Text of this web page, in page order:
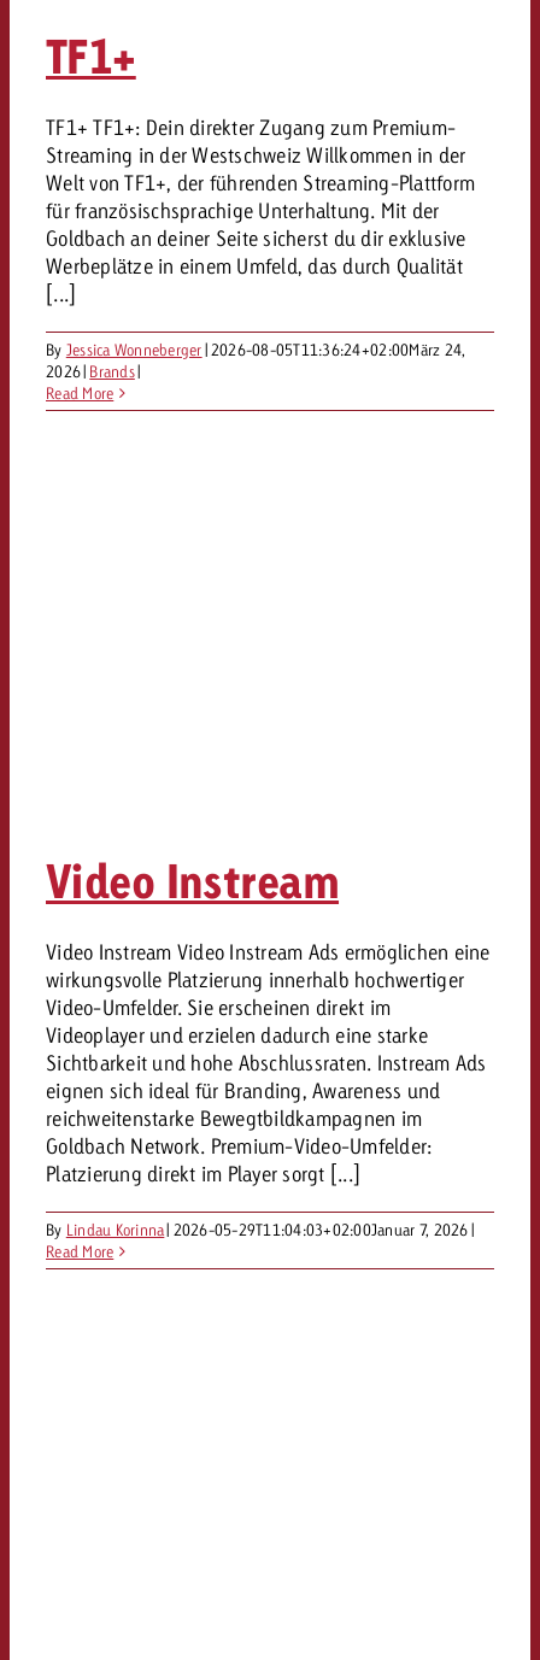
TF1+
TF1+ TF1+: Dein direkter Zugang zum Premium-
Streaming in der Westschweiz Willkommen in der
Welt von TF1+, der führenden Streaming-Plattform
für französischsprachige Unterhaltung. Mit der
Goldbach an deiner Seite sicherst du dir exklusive
Werbeplätze in einem Umfeld, das durch Qualität
[...]
By Jessica Wonneberger| 2026-08-05T11:36:24+02:00März 24,
2026| Brands|
Read More
Video Instream
Video Instream Video Instream Ads ermöglichen eine
wirkungsvolle Platzierung innerhalb hochwertiger
Video-Umfelder. Sie erscheinen direkt im
Videoplayer und erzielen dadurch eine starke
Sichtbarkeit und hohe Abschlussraten. Instream Ads
eignen sich ideal für Branding, Awareness und
reichweitenstarke Bewegtbildkampagnen im
Goldbach Network. Premium-Video-Umfelder:
Platzierung direkt im Player sorgt [...]
By Lindau Korinna| 2026-05-29T11:04:03+02:00Januar 7, 2026|
Read More